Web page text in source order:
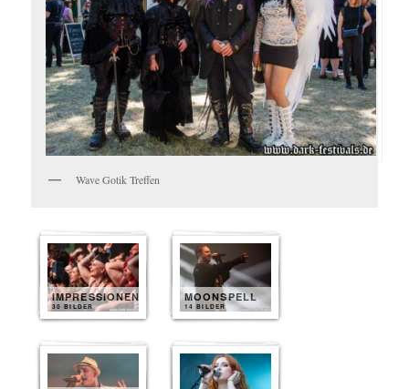
Wave Gotik Treffen
IMPRESSIONEN
30 BILDER
MOONSPELL
14 BILDER